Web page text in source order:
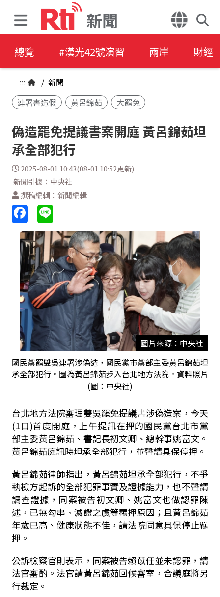
新聞
總覽 #漢光42號演習 兩岸 財經
::: / 新聞
連署書造假
黃呂錦茹 大罷免
偽造罷免提議書案開庭 黃呂錦茹坦
承全部犯行
2025-08-01 10:43(08-01 10:52更新)
新聞引據：中央社
撰稿編輯：新聞編輯
圖片來源：中央社
國民黨罷雙吳連署涉偽造，國民黨市黨部主委黃呂錦茹坦
承全部犯行。圖為黃呂錦茹步入台北地方法院。資料照片
(圖：中央社)
台北地方法院審理雙吳罷免提議書涉偽造案，今天
(1日)首度開庭，上午提訊在押的國民黨台北市黨
部主委黃呂錦茹、書記長初文卿、總幹事姚富文。
黃呂錦茹庭訊時坦承全部犯行，並聲請具保停押。
黃呂錦茹律師指出，黃呂錦茹坦承全部犯行，不爭
執檢方起訴的全部犯罪事實及證據能力，也不聲請
調查證據，同案被告初文卿、姚富文也做認罪陳
述，已無勾串、滅證之虞等羈押原因；且黃呂錦茹
年歲已高、健康狀態不佳，請法院同意具保停止羈
押。
公訴檢察官則表示，同案被告賴苡任並未認罪，請
法官審酌。法官請黃呂錦茹回候審室，合議庭將另
行裁定。